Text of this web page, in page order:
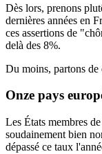
Dès lors, prenons
dernières années en
ces assertions de
delà des 8%.
Du moins, partons de
Onze pays
Les États membres
soudainement bien
dépassé ce taux